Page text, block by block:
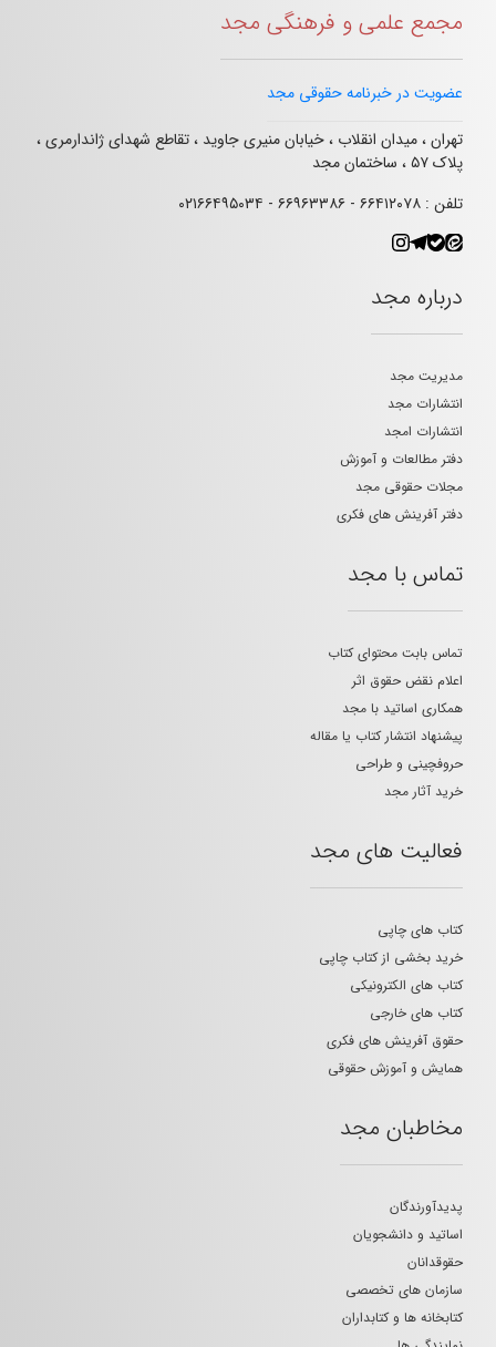
مجمع علمی و فرهنگی مجد
عضویت در خبرنامه حقوقی مجد
تهران ، میدان انقلاب ، خیابان منیری جاوید ، تقاطع شهدای ژاندارمری ،
پلاک ۵۷ ، ساختمان مجد
تلفن : ۶۶۴۱۲۰۷۸ - ۶۶۹۶۳۳۸۶ - ۰۲۱۶۶۴۹۵۰۳۴
درباره مجد
مدیریت مجد
انتشارات مجد
انتشارات امجد
دفتر مطالعات و آموزش
مجلات حقوقی مجد
دفتر آفرینش های فکری
تماس با مجد
تماس بابت محتوای کتاب
اعلام نقض حقوق اثر
همکاری اساتید با مجد
پیشنهاد انتشار کتاب یا مقاله
حروفچینی و طراحی
خرید آثار مجد
فعالیت های مجد
کتاب های چاپی
خرید بخشی از کتاب چاپی
کتاب های الکترونیکی
کتاب های خارجی
حقوق آفرینش های فکری
همایش و آموزش حقوقی
مخاطبان مجد
پدیدآورندگان
اساتید و دانشجویان
حقوقدانان
سازمان های تخصصی
کتابخانه ها و کتابداران